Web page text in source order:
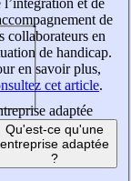
de
collaborateurs en
de handicap.
en savoir plus,
cet article.
adaptée
Qu'est-ce qu'une
entreprise adaptée
?